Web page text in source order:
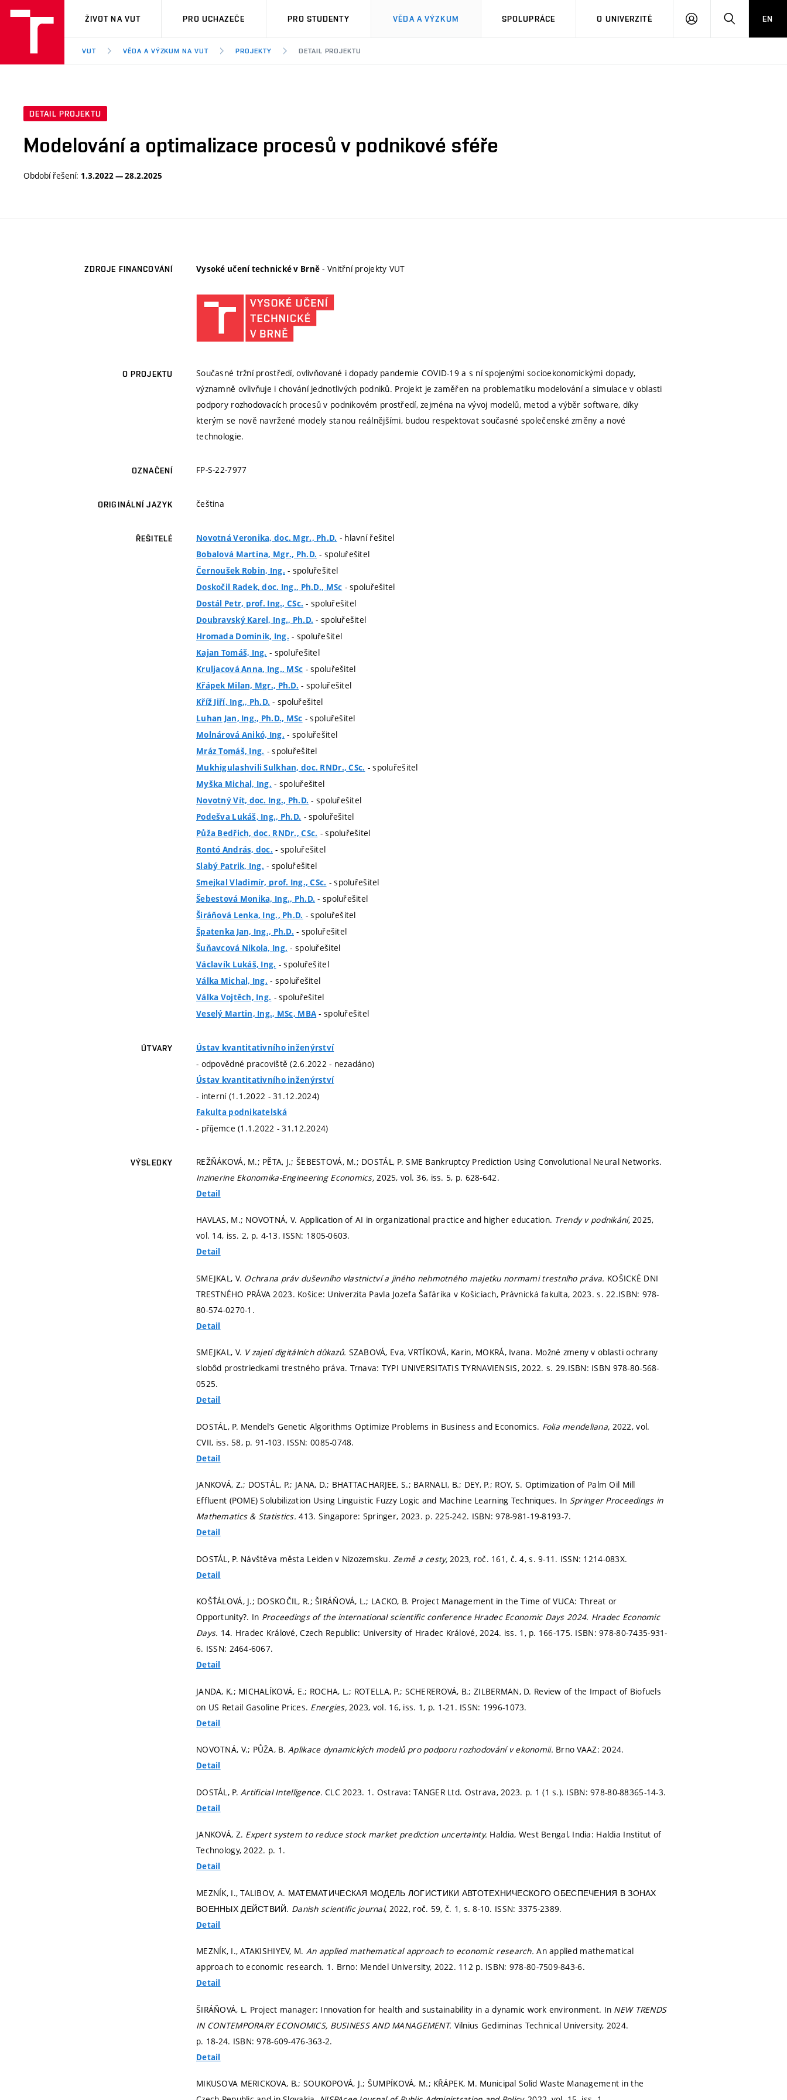
VUT
ŽIVOT NA VUT PRO UCHAZEČE PRO STUDENTY VĚDA A VÝZKUM SPOLUPRÁCE O UNIVERZITĚ
PŘIHLÁSIT HLEDATEN
VUT VĚDA A VÝZKUM NA VUT PROJEKTY DETAIL PROJEKTU
DETAIL PROJEKTU
Modelování a optimalizace procesů v podnikové sféře
Období řešení: 1.3.2022 — 28.2.2025
ZDROJE FINANCOVÁNÍ Vysoké učení technické v Brně - Vnitřní projekty VUT
O PROJEKTU
Současné tržní prostředí, ovlivňované i dopady pandemie COVID-19 a s ní spojenými socioekonomickými dopady,
významně ovlivňuje i chování jednotlivých podniků. Projekt je zaměřen na problematiku modelování a simulace v oblasti
podpory rozhodovacích procesů v podnikovém prostředí, zejména na vývoj modelů, metod a výběr software, díky
kterým se nově navržené modely stanou reálnějšími, budou respektovat současné společenské změny a nové
technologie.
OZNAČENÍ FP-S-22-7977
ORIGINÁLNÍ JAZYK čeština
ŘEŠITELÉ Novotná Veronika, doc. Mgr., Ph.D. - hlavní řešitel
Bobalová Martina, Mgr., Ph.D. - spoluřešitel
Černoušek Robin, Ing. - spoluřešitel
Doskočil Radek, doc. Ing., Ph.D., MSc - spoluřešitel
Dostál Petr, prof. Ing., CSc. - spoluřešitel
Doubravský Karel, Ing., Ph.D. - spoluřešitel
Hromada Dominik, Ing. - spoluřešitel
Kajan Tomáš, Ing. - spoluřešitel
Kruljacová Anna, Ing., MSc - spoluřešitel
Křápek Milan, Mgr., Ph.D. - spoluřešitel
Kříž Jiří, Ing., Ph.D. - spoluřešitel
Luhan Jan, Ing., Ph.D., MSc - spoluřešitel
Molnárová Anikó, Ing. - spoluřešitel
Mráz Tomáš, Ing. - spoluřešitel
Mukhigulashvili Sulkhan, doc. RNDr., CSc. - spoluřešitel
Myška Michal, Ing. - spoluřešitel
Novotný Vít, doc. Ing., Ph.D. - spoluřešitel
Podešva Lukáš, Ing., Ph.D. - spoluřešitel
Půža Bedřich, doc. RNDr., CSc. - spoluřešitel
Rontó András, doc. - spoluřešitel
Slabý Patrik, Ing. - spoluřešitel
Smejkal Vladimír, prof. Ing., CSc. - spoluřešitel
Šebestová Monika, Ing., Ph.D. - spoluřešitel
Širáňová Lenka, Ing., Ph.D. - spoluřešitel
Špatenka Jan, Ing., Ph.D. - spoluřešitel
Šuňavcová Nikola, Ing. - spoluřešitel
Václavík Lukáš, Ing. - spoluřešitel
Válka Michal, Ing. - spoluřešitel
Válka Vojtěch, Ing. - spoluřešitel
Veselý Martin, Ing., MSc, MBA - spoluřešitel
ÚTVARY Ústav kvantitativního inženýrství
- odpovědné pracoviště (2.6.2022 - nezadáno)
Ústav kvantitativního inženýrství
- interní (1.1.2022 - 31.12.2024)
Fakulta podnikatelská
- příjemce (1.1.2022 - 31.12.2024)
VÝSLEDKY
REŽŇÁKOVÁ, M.; PĚTA, J.; ŠEBESTOVÁ, M.; DOSTÁL, P. SME Bankruptcy Prediction Using Convolutional Neural Networks.
Inzinerine Ekonomika-Engineering Economics, 2025, vol. 36, iss. 5, p. 628-642.
Detail
HAVLAS, M.; NOVOTNÁ, V. Application of AI in organizational practice and higher education. Trendy v podnikání,2025,
vol. 14, iss. 2, p. 4-13. ISSN: 1805-0603.
Detail
SMEJKAL, V. Ochrana práv duševního vlastnictví a jiného nehmotného majetku normami trestního práva. KOŠICKÉ DNI
TRESTNÉHO PRÁVA 2023. Košice: Univerzita Pavla Jozefa Šafárika v Košiciach, Právnická fakulta, 2023.s. 22.ISBN: 978-
80-574-0270-1.
Detail
SMEJKAL, V. V zajetí digitálních důkazů. SZABOVÁ, Eva, VRTÍKOVÁ, Karin, MOKRÁ, Ivana. Možné zmeny v oblasti ochrany
slobôd prostriedkami trestného práva. Trnava: TYPI UNIVERSITATIS TYRNAVIENSIS, 2022. s. 29.ISBN: ISBN 978-80-568-
0525.
Detail
DOSTÁL, P. Mendel’s Genetic Algorithms Optimize Problems in Business and Economics. Folia mendeliana, 2022, vol.
CVII, iss. 58, p. 91-103. ISSN: 0085-0748.
Detail
JANKOVÁ, Z.; DOSTÁL, P.; JANA, D.; BHATTACHARJEE, S.; BARNALI, B.; DEY, P.; ROY, S. Optimization of Palm Oil Mill
Effluent (POME) Solubilization Using Linguistic Fuzzy Logic and Machine Learning Techniques. In Springer Proceedings in
Mathematics & Statistics.413. Singapore: Springer, 2023. p. 225-242. ISBN: 978-981-19-8193-7.
Detail
DOSTÁL, P. Návštěva města Leiden v Nizozemsku. Země a cesty, 2023, roč. 161, č. 4,s. 9-11. ISSN: 1214-083X.
Detail
KOŠŤÁLOVÁ, J.; DOSKOČIL, R.; ŠIRÁŇOVÁ, L.; LACKO, B. Project Management in the Time of VUCA: Threat or
Opportunity?. In Proceedings of the international scientific conference Hradec Economic Days 2024. Hradec Economic
Days. 14. Hradec Králové, Czech Republic: University of Hradec Králové, 2024. iss. 1, p. 166-175. ISBN: 978-80-7435-931-
6. ISSN: 2464-6067.
Detail
JANDA, K.; MICHALÍKOVÁ, E.; ROCHA, L.; ROTELLA, P.; SCHEREROVÁ, B.; ZILBERMAN, D. Review of the Impact of Biofuels
on US Retail Gasoline Prices. Energies, 2023, vol. 16, iss. 1, p. 1-21. ISSN: 1996-1073.
Detail
NOVOTNÁ, V.; PŮŽA, B.Aplikace dynamických modelů pro podporu rozhodování v ekonomii. Brno VAAZ: 2024.
Detail
DOSTÁL, P.Artificial Intelligence.CLC 2023. 1. Ostrava: TANGER Ltd. Ostrava, 2023. p. 1 (1 s.). ISBN: 978-80-88365-14-3.
Detail
JANKOVÁ, Z. Expert system to reduce stock market prediction uncertainty. Haldia, West Bengal, India: Haldia Institut of
Technology, 2022. p. 1.
Detail
MEZNÍK, I., TALIBOV, A. МАТЕМАТИЧЕСКАЯ МОДЕЛЬ ЛОГИСТИКИ АВТОТЕХНИЧЕСКОГО ОБЕСПЕЧЕНИЯ В ЗОНАХ
ВОЕННЫХ ДЕЙСТВИЙ. Danish scientific journal, 2022, roč. 59, č. 1, s. 8-10. ISSN: 3375-2389.
Detail
MEZNÍK, I., ATAKISHIYEV, M. An applied mathematical approach to economic research.An applied mathematical
approach to economic research. 1. Brno: Mendel University, 2022. 112 p. ISBN: 978-80-7509-843-6.
Detail
ŠIRÁŇOVÁ, L. Project manager: Innovation for health and sustainability in a dynamic work environment. In NEW TRENDS
IN CONTEMPORARY ECONOMICS, BUSINESS AND MANAGEMENT. Vilnius Gediminas Technical University, 2024.
p. 18-24. ISBN: 978-609-476-363-2.
Detail
MIKUSOVA MERICKOVA, B.; SOUKOPOVÁ, J.; ŠUMPÍKOVÁ, M.; KŘÁPEK, M. Municipal Solid Waste Management in the